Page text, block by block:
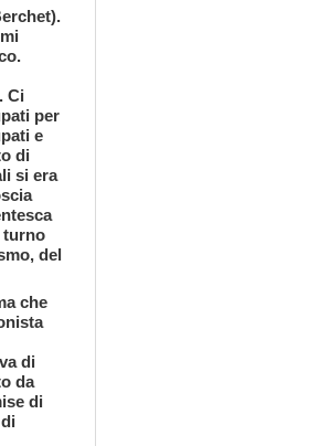
Ci
per
e
di
si era
turno
del
che
di
da
di